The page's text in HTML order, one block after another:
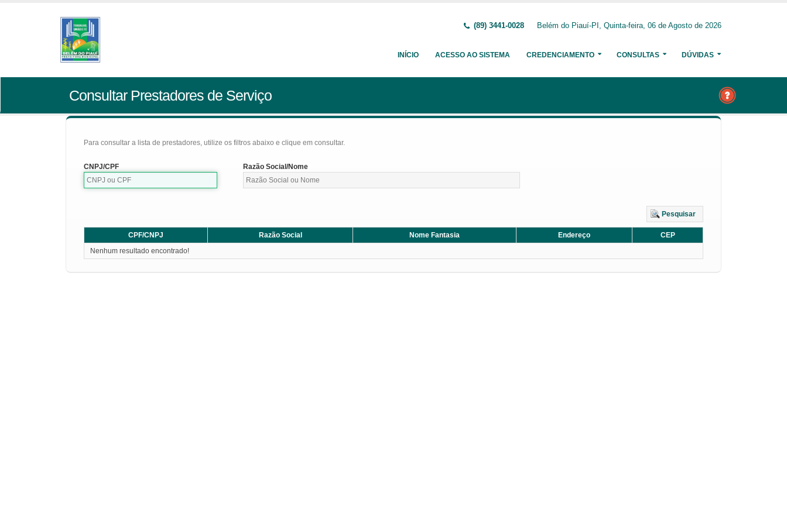
(89) 3441-0028 Belém do Piauí-PI, Quinta-feira, 06 de Agosto de 2026
INÍCIO ACESSO AO SISTEMA CREDENCIAMENTO CONSULTAS DÚVIDAS
Consultar Prestadores de Serviço
Para consultar a lista de prestadores, utilize os filtros abaixo e clique em consultar.
CNPJ/CPF Razão Social/Nome
Pesquisar
CPF/CNPJ Razão Social Nome Fantasia Endereço
CEP
Nenhum resultado encontrado!